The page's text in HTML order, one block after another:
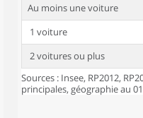
Au moins une voiture
1 voiture
2 voitures ou plus
Sources : Insee, RP2012,
principales, géographie au